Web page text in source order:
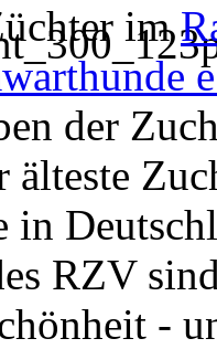
im
der
älteste
in
RZV
-